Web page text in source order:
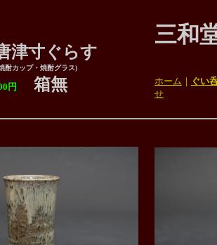
寸ぐらす
酎カップ・焼酎グラス)
箱無
三和
ホーム ｜ ぐい
せ